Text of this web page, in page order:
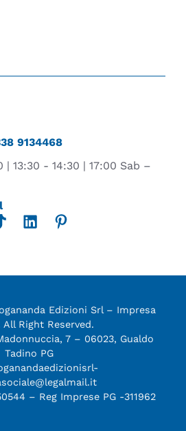
9134468
| 13:30 - 14:30 | 17:00 Sab –
Edizioni Srl – Impresa
All Right Reserved.
7 – 06023, Gualdo
Tadino PG
– Reg Imprese PG -311962